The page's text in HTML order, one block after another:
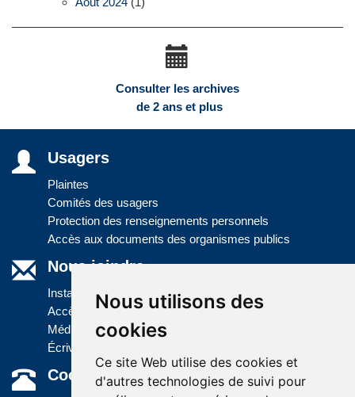
Nous utilisons des
cookies
Ce site Web utilise des cookies et
d'autres technologies de suivi pour
Consulter les archives
de 2 ans et plus
Usagers
Plaintes
Comités des usagers
Protection des renseignements personnels
Accès aux documents des organismes publics
Nous joindre
Installations
Accès à l'information
Médias
Écrivez-nous
Coordonnées